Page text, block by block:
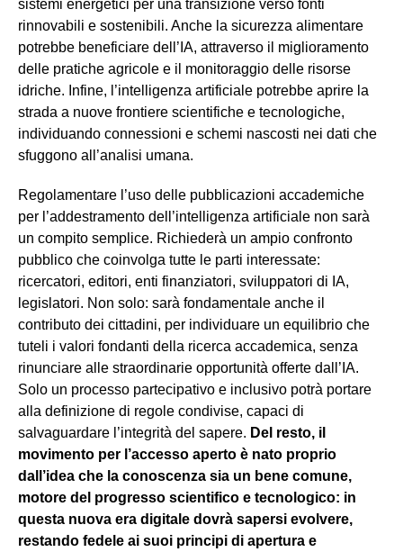
sistemi energetici per una transizione verso fonti
rinnovabili e sostenibili. Anche la sicurezza alimentare
potrebbe beneficiare dell’IA, attraverso il miglioramento
delle pratiche agricole e il monitoraggio delle risorse
idriche. Infine, l’intelligenza artificiale potrebbe aprire la
strada a nuove frontiere scientifiche e tecnologiche,
individuando connessioni e schemi nascosti nei dati che
sfuggono all’analisi umana.
Regolamentare l’uso delle pubblicazioni accademiche
per l’addestramento dell’intelligenza artificiale non sarà
un compito semplice. Richiederà un ampio confronto
pubblico che coinvolga tutte le parti interessate:
ricercatori, editori, enti finanziatori, sviluppatori di IA,
legislatori. Non solo: sarà fondamentale anche il
contributo dei cittadini, per individuare un equilibrio che
tuteli i valori fondanti della ricerca accademica, senza
rinunciare alle straordinarie opportunità offerte dall’IA.
Solo un processo partecipativo e inclusivo potrà portare
alla definizione di regole condivise, capaci di
salvaguardare l’integrità del sapere. Del resto, il
movimento per l’accesso aperto è nato proprio
dall’idea che la conoscenza sia un bene comune,
motore del progresso scientifico e tecnologico: in
questa nuova era digitale dovrà sapersi evolvere,
restando fedele ai suoi principi di apertura e